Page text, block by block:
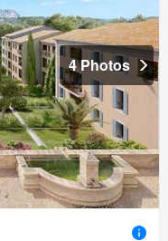
4 Photos